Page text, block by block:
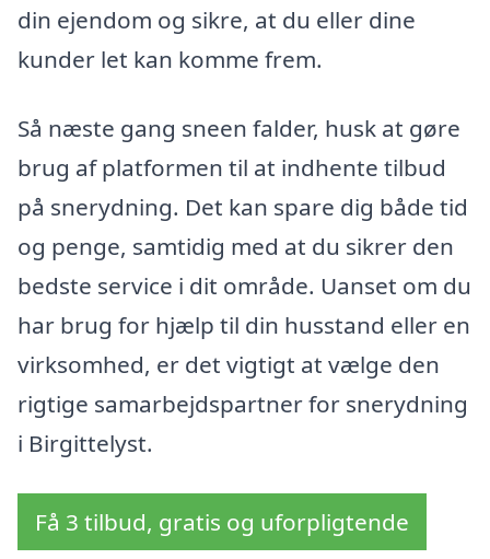
din ejendom og sikre, at du eller dine
kunder let kan komme frem.
Så næste gang sneen falder, husk at gøre
brug af platformen til at indhente tilbud
på snerydning. Det kan spare dig både tid
og penge, samtidig med at du sikrer den
bedste service i dit område. Uanset om du
har brug for hjælp til din husstand eller en
virksomhed, er det vigtigt at vælge den
rigtige samarbejdspartner for snerydning
i Birgittelyst.
Få 3 tilbud, gratis og uforpligtende